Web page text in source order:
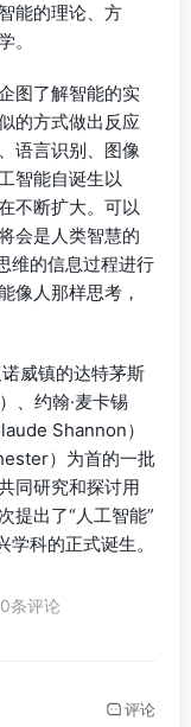
能的理论、方
。
图了解智能的实
的方式做出反应
语言识别、图像
智能自诞生以
不断扩大。可以
会是人类智慧的
维的信息过程进行
像人那样思考，
威镇的达特茅斯
、约翰·麦卡锡
Shannon）
）为首的一批
同研究和探讨用
提出了“人工智能”
科的正式诞生。
0条评论
评论